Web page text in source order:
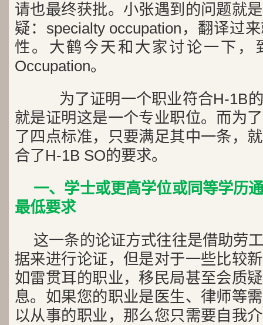
请也最终获批。小张遇到的问题就
疑：specialty occupation，翻译过
性。大鹤今天和大家讨论一下，
Occupation。
为了证明一个职业符合H-1B
就是证明这是一个专业职位。而为
了四点标准，只要满足其中一条，
合了H-1B SO的要求。
一、学士或更高学位或同等学历
最低要求
这一条的论证方式往往是借助劳
据来进行论证，但是对于一些比较
如雷贯耳的职业，移民局甚至会质
息。如果您的职业是医生、律师等
以从事的职业，那么您只需要自我